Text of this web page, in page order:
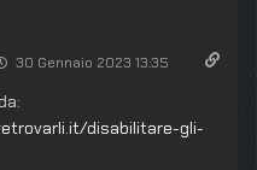
30 Gennaio 2023 13:35
disabilitare-gli-